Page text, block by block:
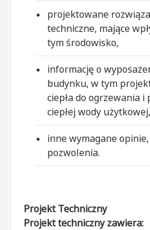
projektowane
techniczne, mające
tym środowisko,
informację o
budynku, w tym
ciepła do ogrzewania
ciepłej wody użytkowej,
inne wymagane
pozwolenia.
Projekt Techniczny
Projekt techniczny zawiera: